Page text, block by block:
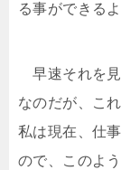
る事ができる
早速それを見
なのだが、こ
私は現在、仕
ので、このよ